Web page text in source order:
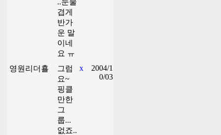
..눈물
겹게
반가
운 말
이네
요 ㅠ
영원리더횰
그럼
요~
핑클
만한
그
룹...
없죠..
x
2004/1
0/03